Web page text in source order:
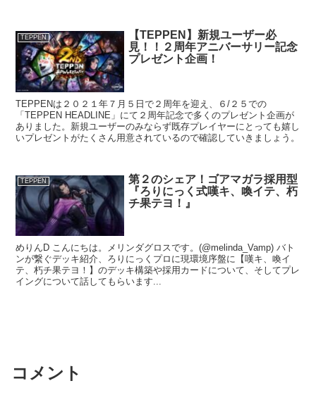
TEPPEN
【TEPPEN】新規ユーザー必
見！！２周年アニバーサリー記念
プレゼント企画！
TEPPENは２０２１年７月５日で２周年を迎え、６/２５での
「TEPPEN HEADLINE」にて２周年記念で多くのプレゼント企画が
ありました。新規ユーザーのみならず既存プレイヤーにとっても嬉し
いプレゼントがたくさん用意されているので確認していきましょう。
TEPPEN
第２のシェア！ゴアマガラ採用型
『ろりにっく式嘆キ、喚イテ、朽
チ果テヨ！』
めりんD こんにちは。メリンダグロスです。(@melinda_Vamp) バト
ンが繋ぐデッキ紹介、ろりにっくプロに現環境序盤に【嘆キ、喚イ
テ、朽チ果テヨ！】のデッキ構築や採用カードについて、そしてプレ
イングについて話してもらいます...
コメント